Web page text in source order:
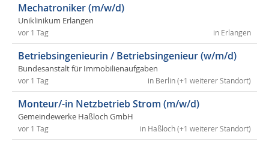
Mechatroniker (m/w/d)
Uniklinikum Erlangen
in Erlangen
vor 1 Tag
Betriebsingenieurin / Betriebsingenieur (w/m/d)
Bundesanstalt für Immobilienaufgaben
in Berlin (+1 weiterer Standort)
vor 1 Tag
Monteur/-in Netzbetrieb Strom (m/w/d)
Gemeindewerke Haßloch GmbH
in Haßloch (+1 weiterer Standort)
vor 1 Tag